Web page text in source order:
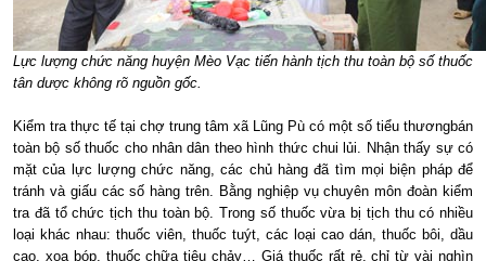
Lực lượng chức năng huyện Mèo Vạc tiến hành tịch thu toàn bộ số thuốc
tân dược không rõ nguồn gốc.
Kiểm tra thực tế tại chợ trung tâm xã Lũng Pù có một số tiểu thươngbán
toàn bộ số thuốc cho nhân dân theo hình thức chui lủi. Nhận thấy sự có
mặt của lực lượng chức năng, các chủ hàng đã tìm mọi biện pháp để
tránh và giấu các số hàng trên. Bằng nghiệp vụ chuyên môn đoàn kiểm
tra đã tổ chức tịch thu toàn bộ. Trong số thuốc vừa bị tịch thu có nhiều
loại khác nhau: thuốc viên, thuốc tuýt, các loại cao dán, thuốc bôi, dầu
cao, xoa bóp, thuốc chữa tiêu chảy… Giá thuốc rất rẻ, chỉ từ vài nghìn